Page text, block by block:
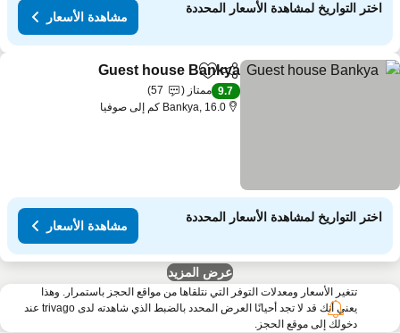
اختر التواريخ لمشاهدة الأسعار المحددة
مشاهدة الأسعار
مشاركةAdd to favorites
Guest house Bankya
9.7 ممتاز
57
Bankya, 16.0 كم إلى صوفيا
اختر التواريخ لمشاهدة الأسعار المحددة
مشاهدة الأسعار
عرض المزيد
تتغير الأسعار ومعدلات التوفر التي نتلقاها من مواقع الحجز باستمرار. وهذا
يعني أنك قد لا تجد أحيانًا العرض المحدد بالضبط الذي شاهدته لدى trivago عند
دخولك إلى موقع الحجز.